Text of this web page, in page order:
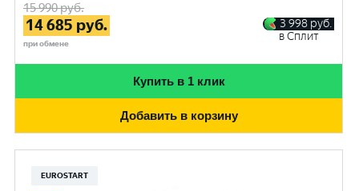
15 990руб.
14 685 руб.
при обмене
3 998 руб.
в Сплит
Купить в 1 клик
Добавить в корзину
EUROSTART